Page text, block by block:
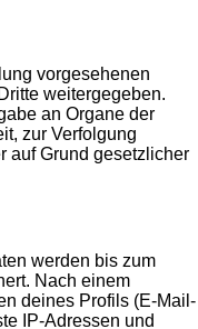
vorgesehenen
weitergegeben.
an Organe der
zur Verfolgung
auf Grund gesetzlicher
werden bis zum
Nach einem
deines Profils (E-Mail-
IP-Adressen und